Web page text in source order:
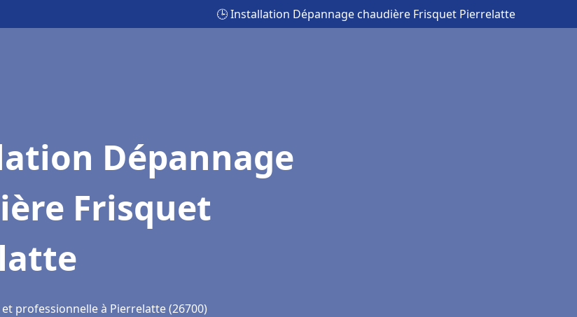
🕒 Installation Dépannage chaudière Frisquet Pierrelatte
Dépannage
Frisquet
professionnelle à Pierrelatte (26700)